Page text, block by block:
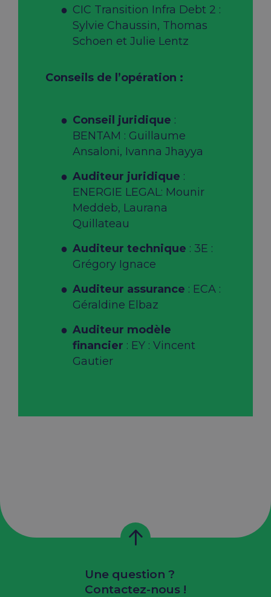
CIC Transition Infra Debt 2 :
Sylvie Chaussin, Thomas
Schoen et Julie Lentz
Conseils de l’opération :
Conseil juridique :
BENTAM : Guillaume
Ansaloni, Ivanna Jhayya
Auditeur juridique :
ENERGIE LEGAL: Mounir
Meddeb, Laurana
Quillateau
Auditeur technique : 3E :
Grégory Ignace
Auditeur assurance : ECA :
Géraldine Elbaz
Auditeur modèle
financier : EY : Vincent
Gautier
Une question ?
Contactez-nous !